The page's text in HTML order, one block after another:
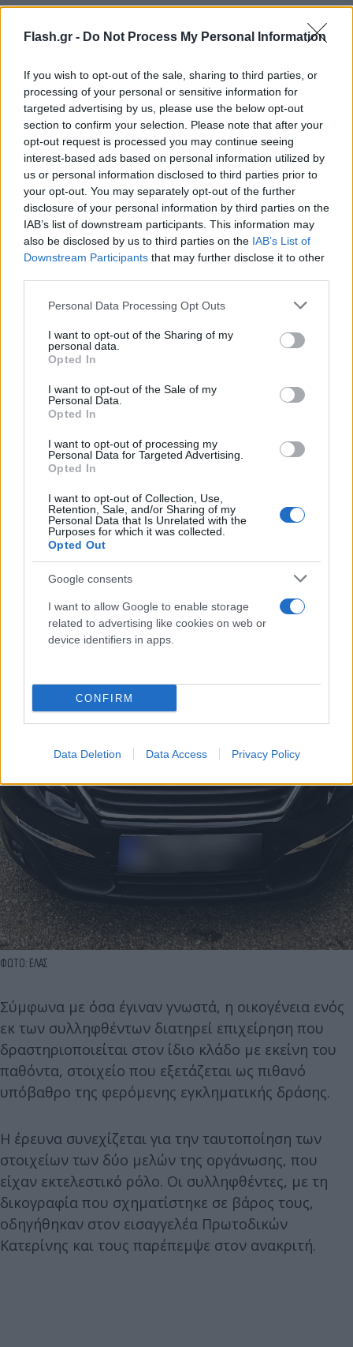
Flash.gr - Do Not Process My Personal Information
If you wish to opt-out of the sale, sharing to third parties, or
processing of your personal or sensitive information for
targeted advertising by us, please use the below opt-out
section to confirm your selection. Please note that after your
opt-out request is processed you may continue seeing
interest-based ads based on personal information utilized by
us or personal information disclosed to third parties prior to
your opt-out. You may separately opt-out of the further
disclosure of your personal information by third parties on the
IAB’s list of downstream participants. This information may
also be disclosed by us to third parties on the IAB’s List of
Downstream Participants that may further disclose it to other
Please note that this website/app uses one or more Google
not limited to your visit or usage behaviour. You may click to
grant or deny consent to Google and its third-party tags to
use your data for below specified purposes in below Google
consent section.
Personal Data Processing Opt Outs
I want to opt-out of the Sharing of my
personal data.
Opted In
I want to opt-out of the Sale of my
Personal Data.
Opted In
I want to opt-out of processing my
Personal Data for Targeted Advertising.
Opted In
I want to opt-out of Collection, Use,
Retention, Sale, and/or Sharing of my
Personal Data that Is Unrelated with the
Purposes for which it was collected.
Opted Out
Google consents
I want to allow Google to enable storage
related to advertising like cookies on web or
device identifiers in apps.
CONFIRM
Data Deletion Data Access Privacy Policy
το χρηματικό ποσό των 8.050 ευρώ,
40 πακέτα τσιγάρων, για τα οποία δεν είχαν
καταβληθεί οι νόμιμοι φόροι και δασμοί,
3 κινητά τηλέφωνα και
1 συσκευή μέτρησης πρωτεΐνης και υγρασίας
που είχε υποστεί επέμβαση, προκειμένου να
μετρήσεων.
Σε έλεγχο που πραγματοποιήθηκε στην οικία του
συλληφθέντα που είχε εκτελεστικό ρόλο, με τη
να ηλεκτροδοτούνταν παράνομα. Επίσης
κατασχέθηκε και ένα όχημα, ως μέσο τέλεσης
εγκληματικής πράξης.
ΦΩΤΟ: ΕΛΑΣ
Σύμφωνα με όσα έγιναν γνωστά, η οικογένεια ενός
εκ των συλληφθέντων διατηρεί επιχείρηση που
δραστηριοποιείται στον ίδιο κλάδο με εκείνη του
παθόντα, στοιχείο που εξετάζεται ως πιθανό
υπόβαθρο της φερόμενης εγκληματικής δράσης.
Η έρευνα συνεχίζεται για την ταυτοποίηση των
στοιχείων των δύο μελών της οργάνωσης, που
είχαν εκτελεστικό ρόλο. Οι συλληφθέντες, με τη
δικογραφία που σχηματίστηκε σε βάρος τους,
οδηγήθηκαν στον εισαγγελέα Πρωτοδικών
Κατερίνης και τους παρέπεμψε στον ανακριτή.